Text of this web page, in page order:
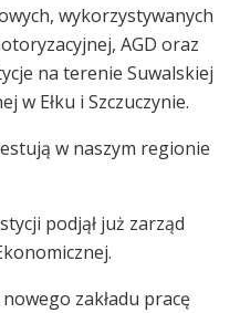
wykorzystywanych
AGD oraz
na terenie Suwalskiej
w Ełku i Szczuczynie.
w naszym regionie
podjął już zarząd
zakładu pracę